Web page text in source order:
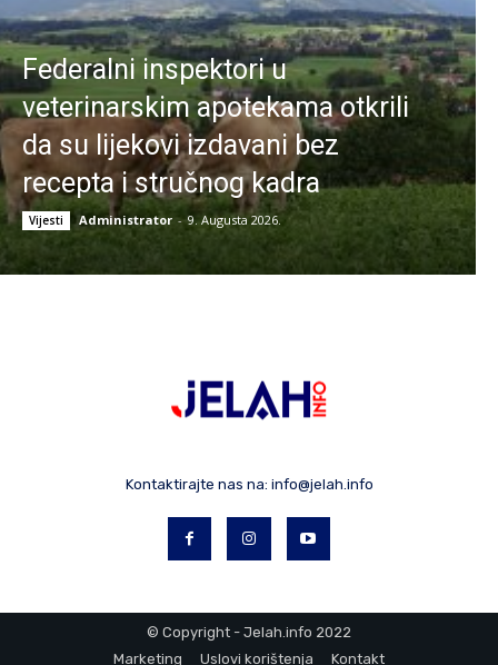
Federalni inspektori u
veterinarskim apotekama otkrili
da su lijekovi izdavani bez
recepta i stručnog kadra
Vijesti Administrator - 9. Augusta 2026.
Kontaktirajte nas na: info@jelah.info
© Copyright - Jelah.info 2022
Marketing
Uslovi korištenja Kontakt